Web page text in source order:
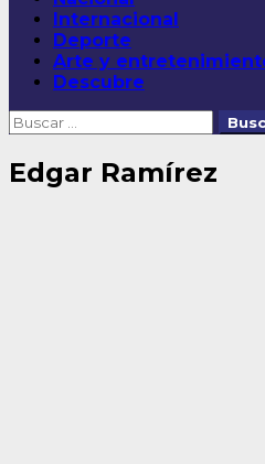
Internacional
Deporte
Arte y
Descubre
Buscar:
Edgar Ramírez